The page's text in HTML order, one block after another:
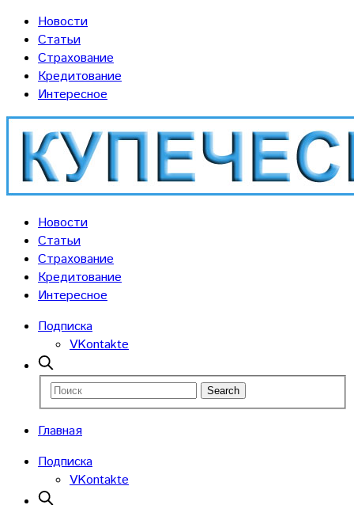
Новости
Статьи
Страхование
Кредитование
Интересное
Новости
Статьи
Страхование
Кредитование
Интересное
Подписка
VKontakte
Главная
Подписка
VKontakte